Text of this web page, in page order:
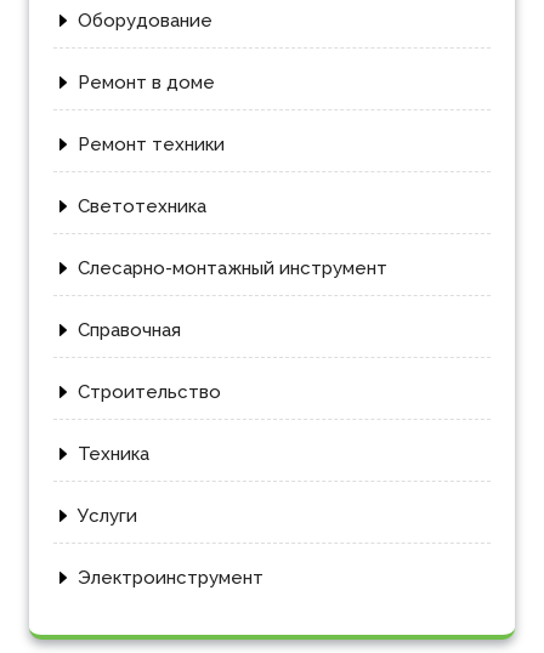
Оборудование
Ремонт в доме
Ремонт техники
Светотехника
Слесарно-монтажный инструмент
Справочная
Строительство
Техника
Услуги
Электроинструмент